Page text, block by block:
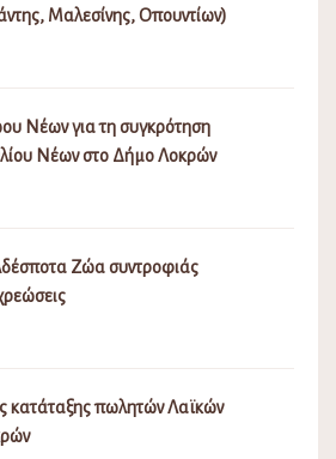
Μαλεσίνης, Οπουντίων)
Νέων για τη συγκρότηση
Νέων στο Δήμο Λοκρών
Ζώα συντροφιάς
κατάταξης πωλητών Λαϊκών